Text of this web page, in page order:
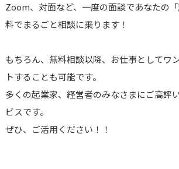
Zoom、対面など、一度の面談であなたの
料でまるごと相談に乗ります！
もちろん、無料相談以降、お仕事としてワ
トすることも可能です。
多くの起業家、経営者のみなさまにご高評
ビスです。
ぜひ、ご活用ください！！